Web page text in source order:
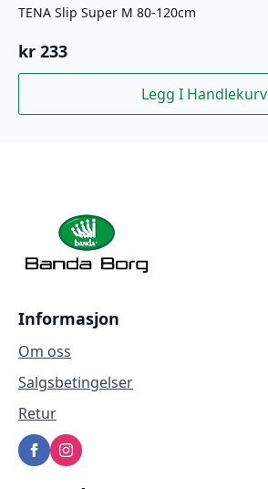
TENA Slip Super M 80-120cm
kr 233
Legg I Handlekurv
Informasjon
Om oss
Salgsbetingelser
Retur